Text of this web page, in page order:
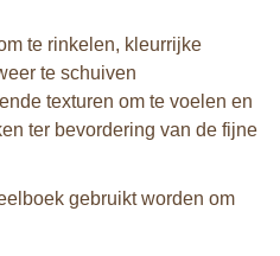
te rinkelen, kleurrijke
te schuiven
texturen om te voelen en
ter bevordering van de fijne
gebruikt worden om